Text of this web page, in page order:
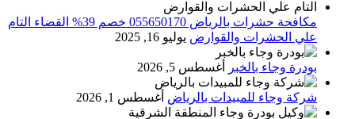
مكافحة حشرات بالرياض 055650170 خصم 39% القضاء التام
علي الحشرات والقوارض يوليو 16, 2025
بودرة وجاء بالخبر أغسطس 5, 2026
شركة وجاء للمبيدات بالرياض أغسطس 1, 2026